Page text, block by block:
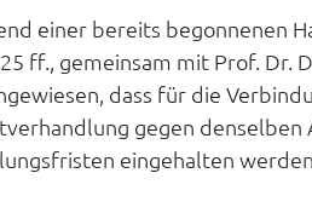
einer bereits begonnenen
ff., gemeinsam mit Prof. Dr.
dass für die
gegen
eingehalten werden.